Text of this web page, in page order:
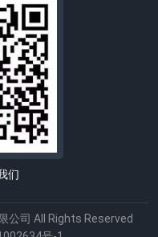
们
公司 All Rights Reserved